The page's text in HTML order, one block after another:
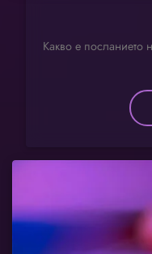
Какво е посланието